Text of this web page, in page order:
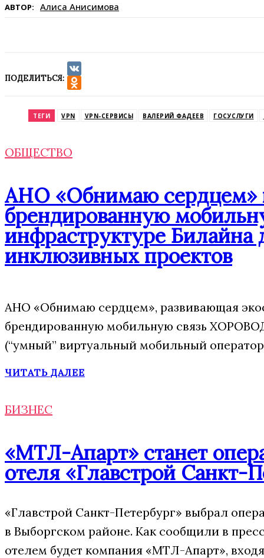
АВТОР: Алиса Анисимова
ПОДЕЛИТЬСЯ:
VK
ТЕГИ VPN VPN-СЕРВИСЫ ВАЛЕРИЙ ФАДЕЕВ ГОСУСЛУГИ
ОБЩЕСТВО
АНО «Обнимаю сердцем»
брендированную
инфраструктуре
инклюзивных проектов
АНО «Обнимаю сердцем», развивающая
брендированную мобильную связь
(“умный” виртуальный мобильный
ЧИТАТЬ ДАЛЕЕ
БИЗНЕС
«МТЛ-Апарт» станет
отеля «Главстрой Санкт-
«Главстрой Санкт-Петербург» выбрал
в Выборгском районе. Как сообщили в
отелем будет компания «МТЛ-Апарт»,